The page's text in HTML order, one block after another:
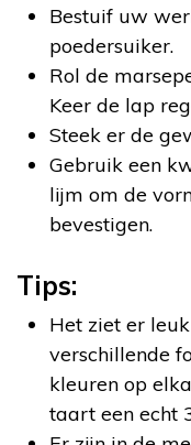
Bestuif uw
poedersuiker.
Rol de
Keer de lap
Steek er de
Gebruik een
lijm om de
bevestigen.
Tips:
Het ziet er
verschillende
kleuren op
taart een echt